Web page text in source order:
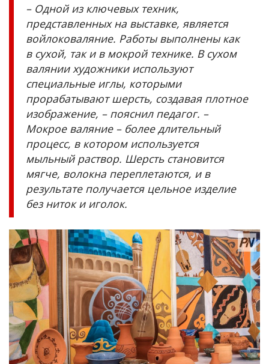
– Одной из ключевых техник,
представленных на выставке, является
войлоковаляние. Работы выполнены как
в сухой, так и в мокрой технике. В сухом
валянии художники используют
специальные иглы, которыми
прорабатывают шерсть, создавая плотное
изображение, – пояснил педагог. –
Мокрое валяние – более длительный
процесс, в котором используется
мыльный раствор. Шерсть становится
мягче, волокна переплетаются, и в
результате получается цельное изделие
без ниток и иголок.